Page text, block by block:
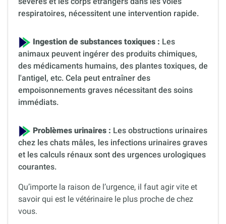
respiratoires, nécessitent une intervention rapide.
Ingestion de substances toxiques : Les
animaux peuvent ingérer des produits chimiques,
des médicaments humains, des plantes toxiques, de
l'antigel, etc. Cela peut entraîner des
empoisonnements graves nécessitant des soins
immédiats.
Problèmes urinaires : Les obstructions urinaires
chez les chats mâles, les infections urinaires graves
et les calculs rénaux sont des urgences urologiques
courantes.
Qu’importe la raison de l’urgence, il faut agir vite et
savoir qui est le vétérinaire le plus proche de chez
vous.